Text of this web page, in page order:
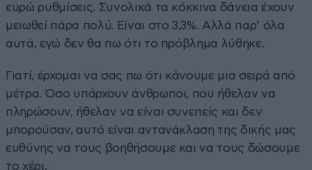
ευρώ ρυθμίσεις. Συνολικά τα κόκκινα δάνεια έχουν
μειωθεί πάρα πολύ. Είναι στο 3,3%. Αλλά παρ’ όλα
αυτά, εγώ δεν θα πω ότι το πρόβλημα λύθηκε.
Γιατί, έρχομαι να σας πω ότι κάνουμε μια σειρά από
μέτρα. Όσο υπάρχουν άνθρωποι, που ήθελαν να
πληρώσουν, ήθελαν να είναι συνεπείς και δεν
μπορούσαν, αυτό είναι αντανάκλαση της δικής μας
ευθύνης να τους βοηθήσουμε και να τους δώσουμε
το χέρι.